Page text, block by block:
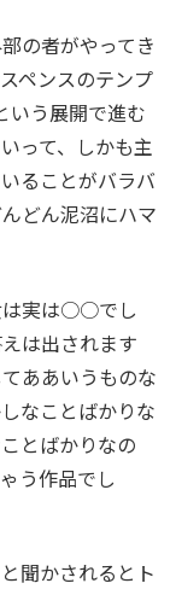
の者がやってき
ペンスのテンプ
う展開で進む
って、しかも主
ることがバラバ
どん泥沼にハマ
実は○○でし
は出されます
ああいうものな
なことばかりな
とばかりなの
う作品でし
聞かされるとト